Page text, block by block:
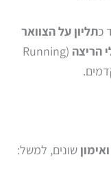
כתליון על הצוואר
הריצה (Running
שונים, למשל: